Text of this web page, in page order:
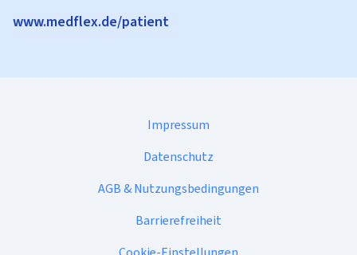
www.medflex.de/patient
Impressum
Datenschutz
AGB & Nutzungsbedingungen
Barrierefreiheit